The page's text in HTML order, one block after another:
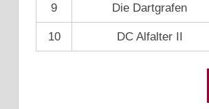
9 Die Dartgrafen
10 DC Alfalter II